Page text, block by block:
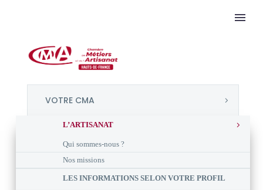
VOTRE CMA
L’ARTISANAT
Qui sommes-nous ?
Nos missions
LES INFORMATIONS SELON VOTRE PROFIL